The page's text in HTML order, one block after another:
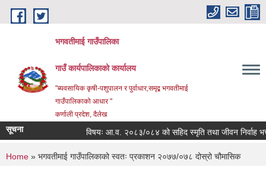
Skip to main content
भगवतीमाई गाउँपालिका
गाउँ कार्यपालिकाको कार्यालय
"ब्यवसायिक कृषी-पशुपालन र पुर्वाधार,समृद्ब भगवतीमाई
गाउँपालिकाको आधार "
कर्णाली प्रदेश, दैलेख
सूचना विषयः आ.व. २०८३/०८४ को सहिद स्मृति तथा जीवन निर्वाह भत्ता
You are here
Home » भगवतीमाई गाउँपालिकाको स्वतः प्रकाशन २०७७/०७८ दोस्रो चौमासिक